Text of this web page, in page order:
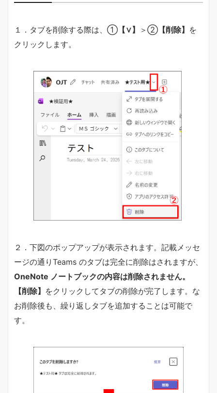
１．タブを削除する際は、① 【∨】 ＞② 【削除】 を
クリックします。
２．下図のポップアップが表示されます。記載メッセ
ージの通りTeams のタブは完全に削除はされますが、
OneNote ノートブックの内容は削除されません。
【削除】 をクリックしてタブの削除が完了します。な
お削除後も、繰り返しタブを追加することは可能で
す。